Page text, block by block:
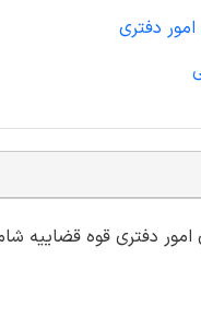
دفتری
قوه قضاییه شامل 1642